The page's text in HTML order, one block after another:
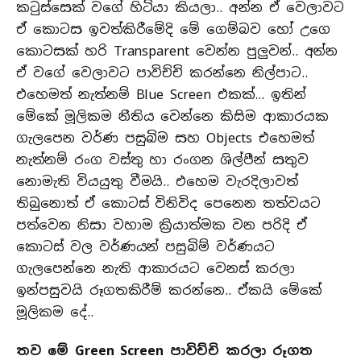
කටුස්සෙක් වගේ හිටියා කියලා.. අන්න ඒ වෙලාවට
ඒ කොටස ඉවත්කිරීමේදි මේ ගෙම්බව හෝ උගෙ
කොටසක් හරි Transparent වෙන්න පුලුවන්.. අන්න
ඒ වගේ වෙලාවට පාවිච්චි කරන්නෙ නිල්පාට..
එහෙමත් නැත්නම් Blue Screen එකක්… ඉතින්
මේකේ මූලිකම නීතිය වෙන්නෙ කිසිම ආකාරයක
ගැලපෙන වර්ණ පසුබිම සහ Objects එහෙමත්
නැත්නම් රංග වස්තු හා රංගන ශිල්පීන් සතුව
නොමැති වියයුතු වීමයි.. එහෙම වැරදිලාවත්
තිබුනොත් ඒ කොටස් විනිවිද පෙනෙන තත්වයට
පත්වෙන නිසා වහාම ක්‍රියාත්මක වන පරිදි ඒ
කොටස් වල වර්ණයන් පසුබිම් වර්ණයට
ගැලපෙන්නෙ නැති ආකාරයට වෙනස් කරලා
ඉන්පසුවයි රූගතකිරීම් කරන්නෙ.. ඒකයි මේකේ
මූලිකම දේ..
තව මේ Green Screen පාවිච්චි කරලා රූගත